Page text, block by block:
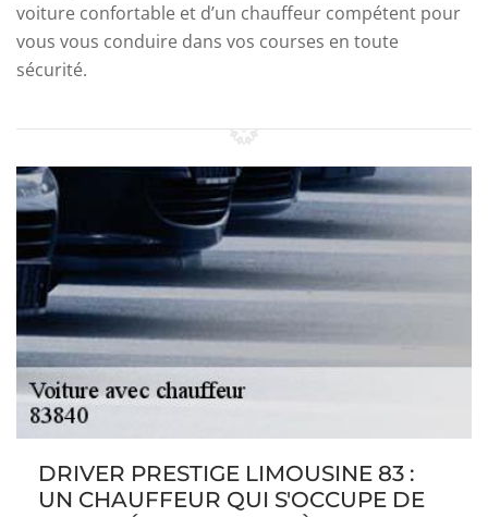
voiture confortable et d’un chauffeur compétent pour
vous vous conduire dans vos courses en toute
sécurité.
DRIVER PRESTIGE LIMOUSINE 83 :
UN CHAUFFEUR QUI S'OCCUPE DE